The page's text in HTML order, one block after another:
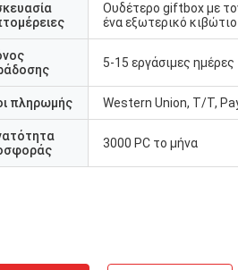
Ουδέτερο giftbox με
ένα εξωτερικό κιβώτιο
5-15 εργάσιμες ημέρες
πληρωμής Western Union, T/T,
3000 PC το μήνα